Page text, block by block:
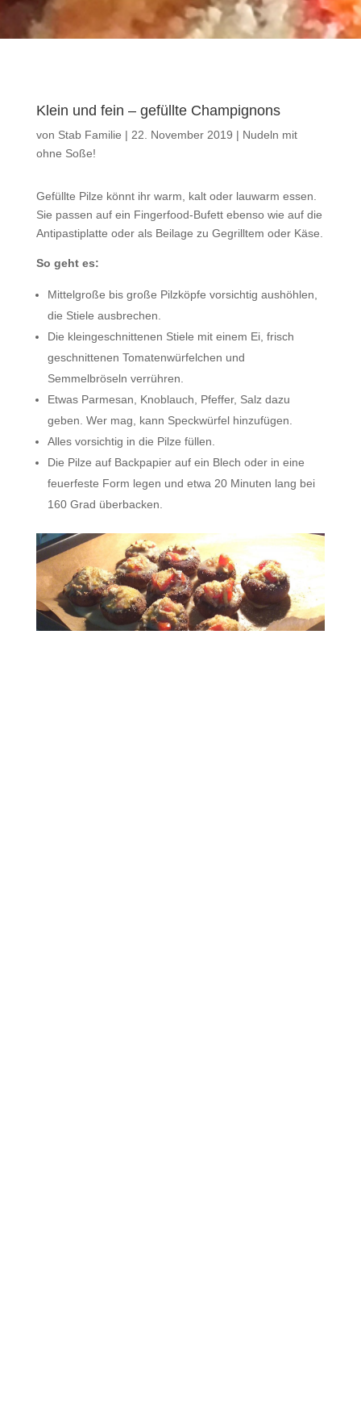
Klein und fein – gefüllte Champignons
von Stab Familie | 22. November 2019 | Nudeln mit
ohne Soße!
Gefüllte Pilze könnt ihr warm, kalt oder lauwarm essen.
Sie passen auf ein Fingerfood-Bufett ebenso wie auf die
Antipastiplatte oder als Beilage zu Gegrilltem oder Käse.
So geht es:
Mittelgroße bis große Pilzköpfe vorsichtig aushöhlen,
die Stiele ausbrechen.
Die kleingeschnittenen Stiele mit einem Ei, frisch
geschnittenen Tomatenwürfelchen und
Semmelbröseln verrühren.
Etwas Parmesan, Knoblauch, Pfeffer, Salz dazu
geben. Wer mag, kann Speckwürfel hinzufügen.
Alles vorsichtig in die Pilze füllen.
Die Pilze auf Backpapier auf ein Blech oder in eine
feuerfeste Form legen und etwa 20 Minuten lang bei
160 Grad überbacken.